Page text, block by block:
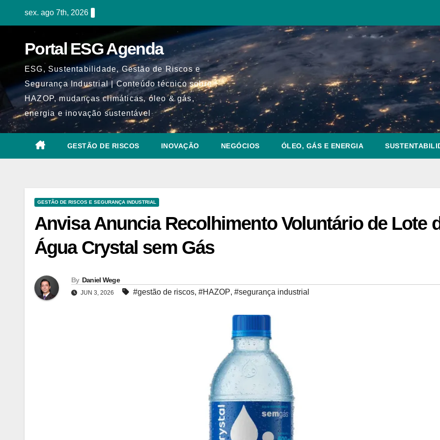
sex. ago 7th, 2026
Portal ESG Agenda
ESG, Sustentabilidade, Gestão de Riscos e
Segurança Industrial | Conteúdo técnico sobre
HAZOP, mudanças climáticas, óleo & gás,
energia e inovação sustentável
GESTÃO DE RISCOS INOVAÇÃO NEGÓCIOS ÓLEO, GÁS E ENERGIA
GESTÃO DE RISCOS E SEGURANÇA INDUSTRIAL
Anvisa Anuncia Recolhimento Voluntário de Lote
Água Crystal sem Gás
By Daniel Wege
JUN 3, 2026 #gestão de riscos, #HAZOP, #segurança industrial